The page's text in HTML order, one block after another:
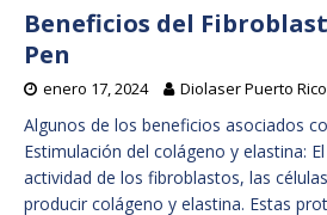
Beneficios del
Pen
enero 17, 2024 Diolaser Puerto Rico
Algunos de los beneficios asociados
Estimulación del colágeno y elastina:
actividad de los fibroblastos, las
producir colágeno y elastina. Estas